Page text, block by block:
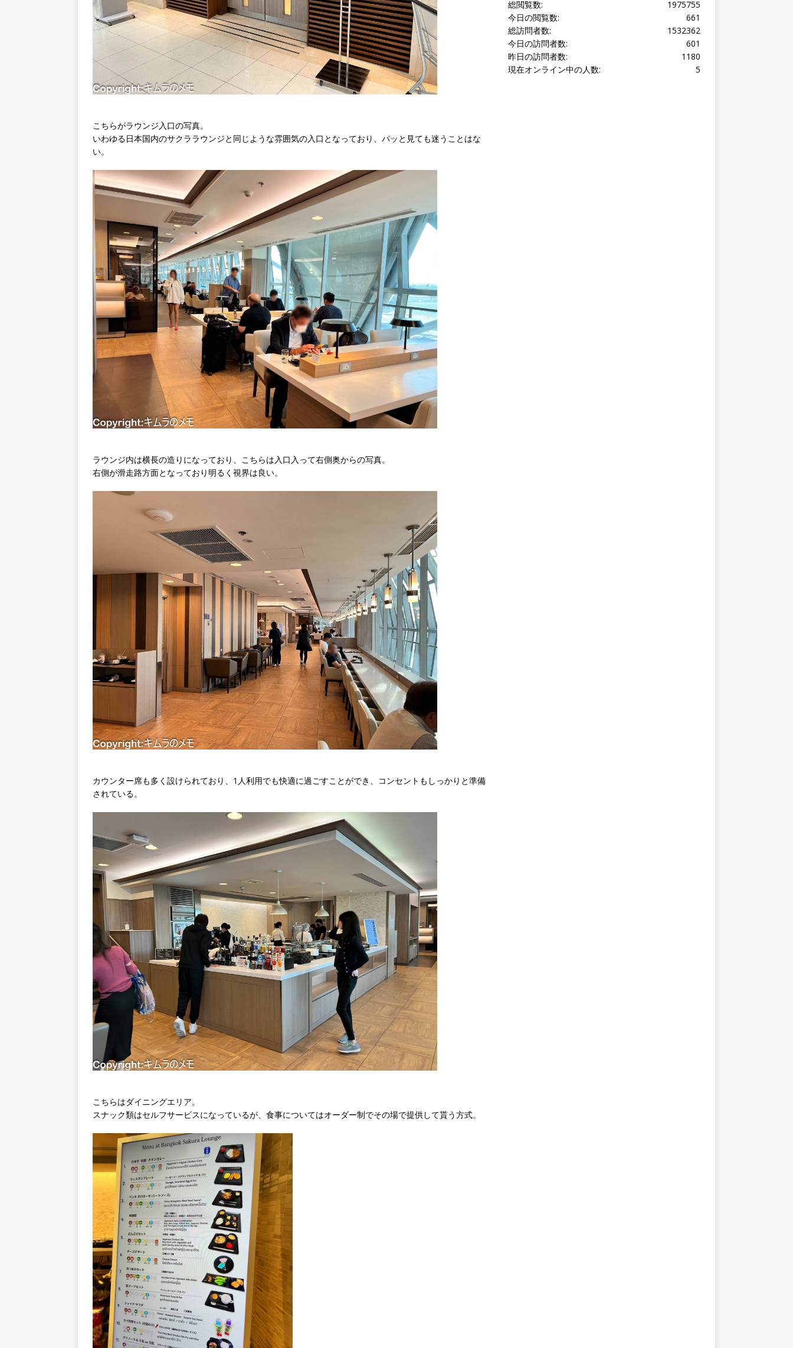
こちらがラウンジ入口の写真。
いわゆる日本国内のサクララウンジと同じような雰囲気の入口となっており、パッと見ても迷うことはな
い。
ラウンジ内は横長の造りになっており、こちらは入口入って右側奥からの写真。
右側が滑走路方面となっており明るく視界は良い。
カウンター席も多く設けられており、1人利用でも快適に過ごすことができ、コンセントもしっかりと準備
されている。
こちらはダイニングエリア。
スナック類はセルフサービスになっているが、食事についてはオーダー制でその場で提供して貰う方式。
601
今日の訪問者数:
1180
昨日の訪問者数:
5
現在オンライン中の人数: